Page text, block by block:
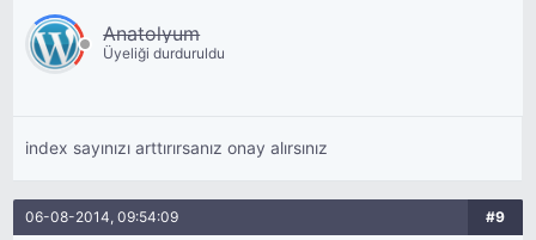
Anatolyum
Üyeliği durduruldu
index sayınızı arttırırsanız onay alırsınız
06-08-2014, 09:54:09 #9